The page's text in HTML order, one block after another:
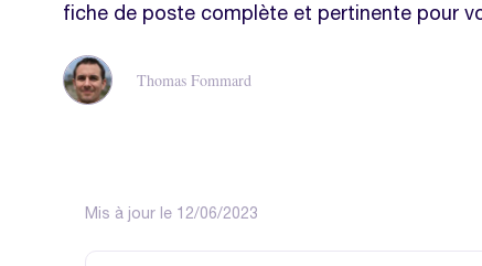
fiche de poste complète et pertinente pour
Thomas Fommard
Mis à jour le 12/06/2023